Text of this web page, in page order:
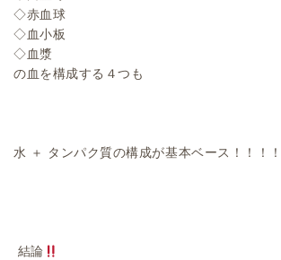
◇赤血球
◇血小板
◇血漿
の血を構成する４つも
水 ＋ タンパク質の構成が基本ベース！！！！
結論